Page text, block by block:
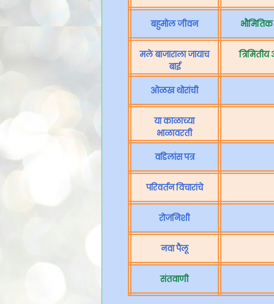
बहुमोल जीवन
मले बाजाराला जायाच
बाई
ओळख थोरांची
या काळाच्या
भाळावरती
वडिलांस पत्र
परिवर्तन विचारांचे
रोजनिशी
नवा पैलू
संतवाणी